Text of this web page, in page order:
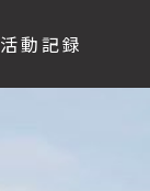
活動記録